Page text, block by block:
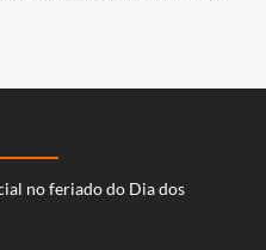
no feriado do Dia dos